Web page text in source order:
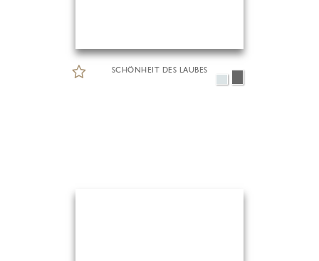
SCHÖNHEIT DES LAUBES